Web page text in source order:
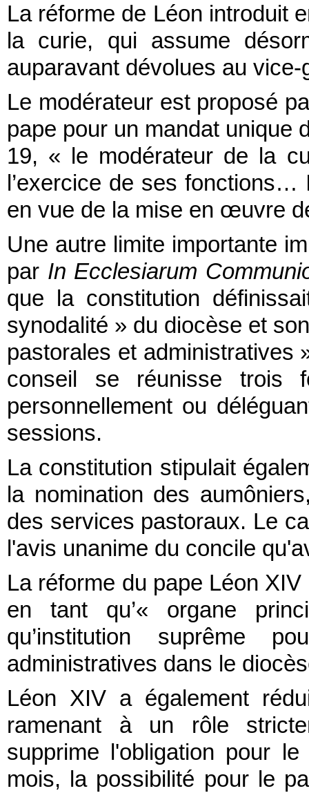
La réforme de Léon introduit
la curie, qui assume
auparavant dévolues au vice-
Le modérateur est proposé
pape pour un mandat unique
19, « le modérateur de la
l’exercice de ses
en vue de la mise en œuvre
Une autre limite importante
par In Ecclesiarum
que la constitution
synodalité » du diocèse et
pastorales et administratives
conseil se réunisse trois
personnellement ou
sessions.
La constitution stipulait
la nomination des
des services pastoraux. Le
l'avis unanime du concile
La réforme du pape Léon
en tant qu’« organe
qu’institution suprême
administratives dans le
Léon XIV a également
ramenant à un rôle
supprime l'obligation pour
mois, la possibilité pour le